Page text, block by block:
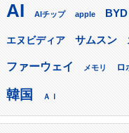
AI AIチップ apple BYD
エヌビディア サムスン
ファーウェイ メモリ ロ
韓国 ＡＩ